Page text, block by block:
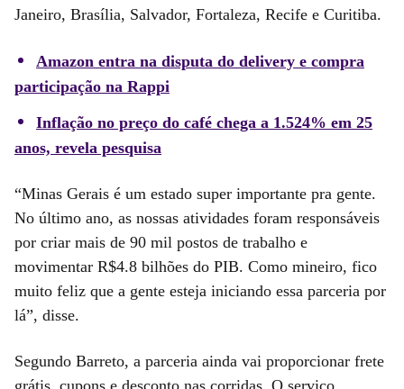
Janeiro, Brasília, Salvador, Fortaleza, Recife e Curitiba.
Amazon entra na disputa do delivery e compra
participação na Rappi
Inflação no preço do café chega a 1.524% em 25
anos, revela pesquisa
“Minas Gerais é um estado super importante pra gente.
No último ano, as nossas atividades foram responsáveis
por criar mais de 90 mil postos de trabalho e
movimentar R$4.8 bilhões do PIB. Como mineiro, fico
muito feliz que a gente esteja iniciando essa parceria por
lá”, disse.
Segundo Barreto, a parceria ainda vai proporcionar frete
grátis, cupons e desconto nas corridas. O serviço